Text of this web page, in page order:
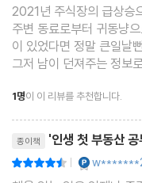
40 재산세와 종부세는 뭐
41 아내와 남편, 명의마
42 보유세를 아예 안 내는
44 양도세를 아예 안 내는
45 집이 두 채인데 한 채
46 집을 파는 순서에 따
47 다주택자여도 양도세
2021년 주식장의 급상승
주변 동료로부터 귀동냥
이 있었다면 정말 큰일날뻔 했던
그저 남이 던져주는 정보
했으니 말이다. 새삼 기초 교
로, 부동산이라는 조금은
1명이 이 리뷰를 추천합니다.
종이책 '인생 첫 부동산
|